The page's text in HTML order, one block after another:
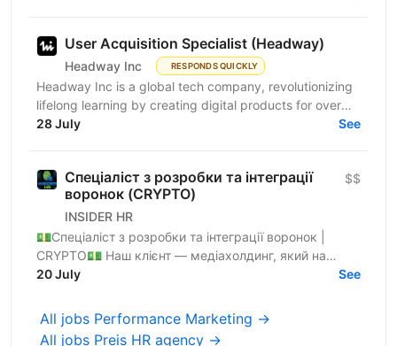
User Acquisition Specialist (Headway)
Headway Inc RESPONDS QUICKLY
Headway Inc is a global tech company, revolutionizing
lifelong learning by creating digital products for over
170 million users worldwide. Our mission is to...
28 July See
Спеціаліст з розробки та інтеграції
воронок (CRYPTO)
INSIDER HR
$$
💵Спеціаліст з розробки та інтеграції воронок |
CRYPTO💵 Наш клієнт — медіахолдинг, який на
ринку 3+ років🚀 Ми - стрімко зростаючий
20 July See
All jobs Performance Marketing →
All jobs Preis HR agency →